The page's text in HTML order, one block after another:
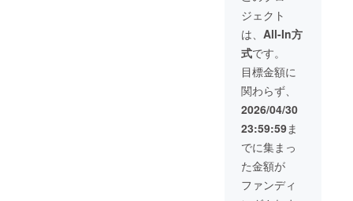
します。 ※メー
ルの添付にてお
送りします。 お
礼動画について
収録時間：約15
秒 提供方法：
メールの添付に
てお送りしま
す。
ジェクト
は、 All-In方
式です。
目標金額に
関わらず、
2026/04/30
23:59:59ま
でに集まっ
た金額が
ファンディ